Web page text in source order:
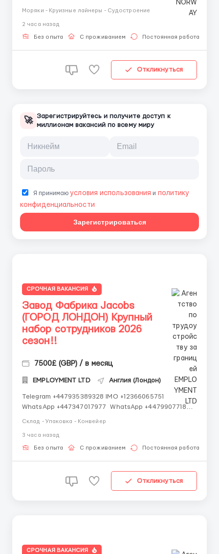
📧 turnkey.recruitment.as@gmail.com 📧 EMAIL ➡️🤳
Высокий доход • Международный опыт • Надёжные
Моряки - Круизные лайнеры - Судостроение
2 часа назад
Без опыта С проживанием Постоянная работа
Откликнуться
🚀 Зарегистрируйтесь и получите доступ к
миллионам вакансий по всему миру
Я принимаюусловия использования и политику
конфиденциальности
Зарегистрироваться
СРОЧНАЯ ВАКАНСИЯ
Завод Фабрика Jacobs
(ГОРОД ЛОНДОН) Крупный
набор сотрудников 2026
сезон!!
7500£ (GBP) / в месяц
EMPLOYMENT LTD Англия (Лондон)
Telegram +447935389328 IMO +12366065751
WhatsApp +447347017977 WhatsApp +447990771872
ВСЕ СТРАНЫ ВСЕ НАЦИИ СДЕЛАЙ СКРИНШОТ!
Telegram:@Vitali_Novikovs Telegram @Vitali...
Склад - Упаковка - Конвейер
3 часа назад
Без опыта С проживанием Постоянная работа
Откликнуться
СРОЧНАЯ ВАКАНСИЯ